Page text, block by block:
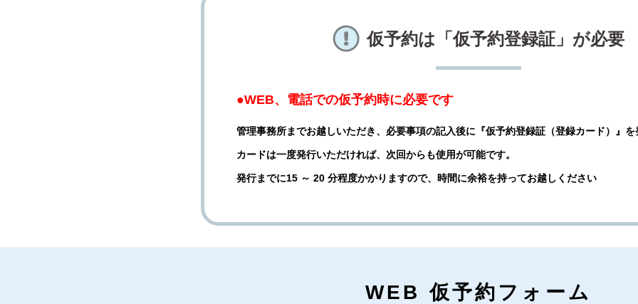
仮予約は「仮予約登録証」が必要
●WEB、電話での仮予約時に必要です
管理事務所までお越しいただき、必要事項の記入後に『仮予約登録証（登録カード）』を
カードは一度発行いただければ、次回からも使用が可能です。
発行までに15 ～ 20 分程度かかりますので、時間に余裕を持ってお越しください
WEB 仮予約フォーム